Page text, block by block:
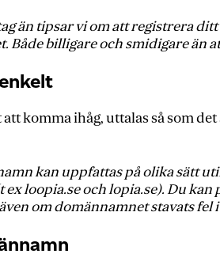
än tipsar vi om att registrera
Både billigare och smidigare än
komma ihåg, uttalas så som
kan uppfattas på olika sätt
loopia.se och lopia.se). Du
om domännamnet stavats fel